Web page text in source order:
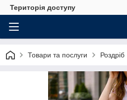
Територія доступу
Товари та послуги Роздріб